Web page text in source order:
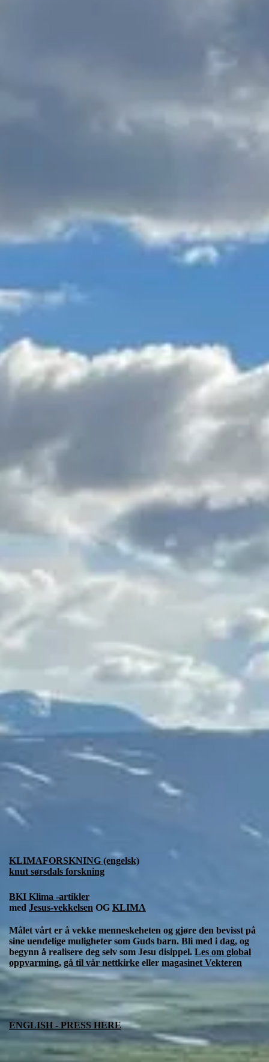
KLIMAFORSKNING (engelsk)
knut sørsdals forskning
BKI Klima -artikler
med Jesus-vekkelsen OG KLIMA
Målet vårt er å vekke menneskeheten og gjøre den bevisst på
sine uendelige muligheter som Guds barn. Bli med i dag, og
begynn å realisere deg selv som Jesu disippel. Les om global
oppvarming, gå til vår nettkirke eller magasinet Vekteren
ENGLISH - PRESS HERE